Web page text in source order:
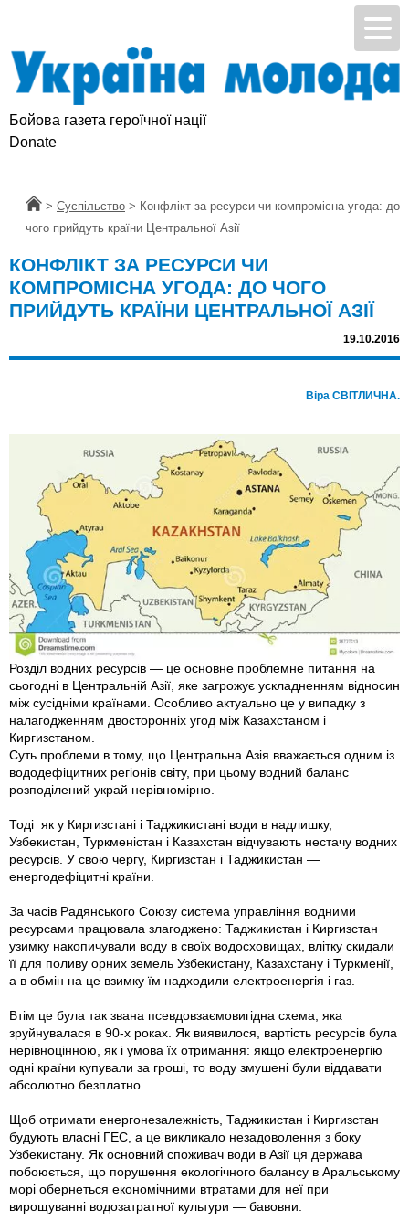
Бойова газета героїчної нації
Donate
Головна
> Суспільство > Конфлікт за ресурси чи компромісна угода: до
чого прийдуть країни Центральної Азії
КОНФЛІКТ ЗА РЕСУРСИ ЧИ
КОМПРОМІСНА УГОДА: ДО ЧОГО
ПРИЙДУТЬ КРАЇНИ ЦЕНТРАЛЬНОЇ АЗІЇ
19.10.2016
Віра СВІТЛИЧНА.
Розділ водних ресурсів — це основне проблемне питання на
сьогодні в Центральній Азії, яке загрожує ускладненням відносин
між сусідніми країнами. Особливо актуально це у випадку з
налагодженням двосторонніх угод між Казахстаном і
Киргизстаном.
Суть проблеми в тому, що Центральна Азія вважається одним із
вододефіцитних регіонів світу, при цьому водний баланс
розподілений украй нерівномірно.
Тоді як у Киргизстані і Таджикистані води в надлишку,
Узбекистан, Туркменістан і Казахстан відчувають нестачу водних
ресурсів. У свою чергу, Киргизстан і Таджикистан —
енергодефіцитні країни.
За часів Радянського Союзу система управління водними
ресурсами працювала злагоджено: Таджикистан і Киргизстан
узимку накопичували воду в своїх водосховищах, влітку скидали
її для поливу орних земель Узбекистану, Казахстану і Туркменії,
а в обмін на це взимку їм надходили електроенергія і газ.
Втім це була так звана псевдовзаємовигідна схема, яка
зруйнувалася в 90-х роках. Як виявилося, вартість ресурсів була
нерівноцінною, як і умова їх отримання: якщо електроенергію
одні країни купували за гроші, то воду змушені були віддавати
абсолютно безплатно.
Щоб отримати енергонезалежність, Таджикистан і Киргизстан
будують власні ГЕС, а це викликало незадоволення з боку
Узбекистану. Як основний споживач води в Азії ця держава
побоюється, що порушення екологічного балансу в Аральському
морі обернеться економічними втратами для неї при
вирощуванні водозатратної культури — бавовни.